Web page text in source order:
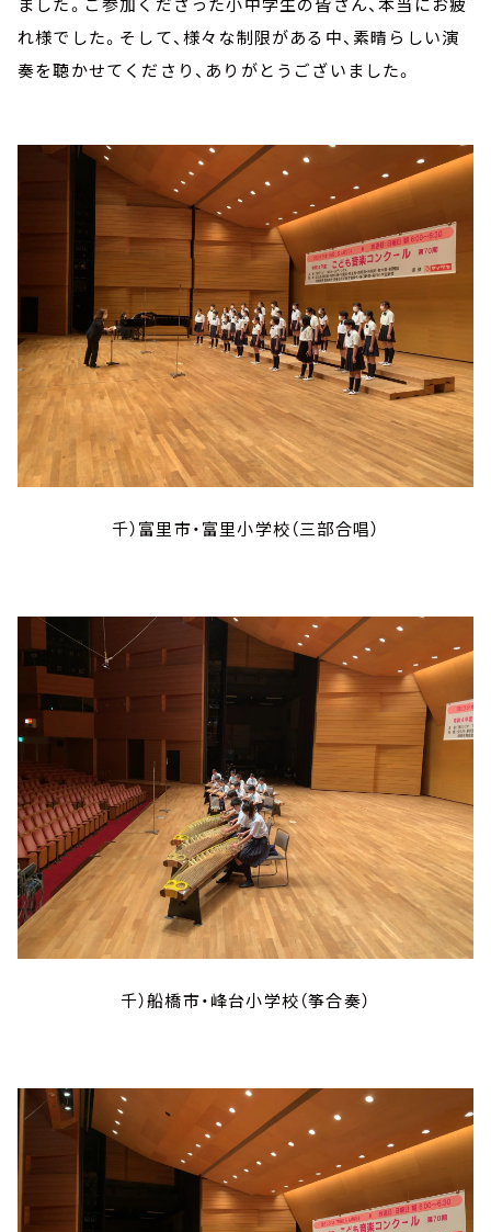
れ様でした。そして、様々な制限がある中、素晴らしい演
奏を聴かせてくださり、ありがとうございました。
千）富里市・富里小学校（三部合唱）
千）船橋市・峰台小学校（筝合奏）